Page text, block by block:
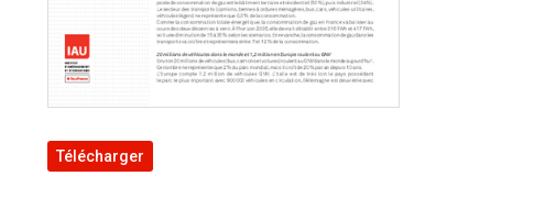
Télécharger